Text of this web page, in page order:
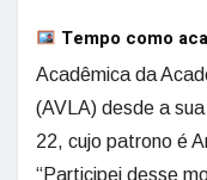
Tempo como
Acadêmica da
(AVLA) desde a
22, cujo patrono é
“Participei desse